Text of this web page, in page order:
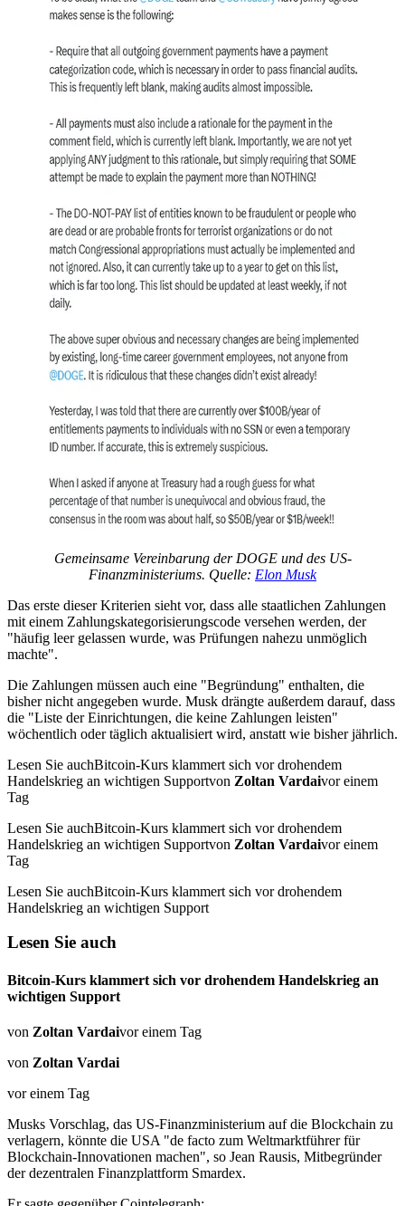
Gemeinsame Vereinbarung der DOGE und des US-
Finanzministeriums. Quelle: Elon Musk
Das erste dieser Kriterien sieht vor, dass alle staatlichen Zahlungen
mit einem Zahlungskategorisierungscode versehen werden, der
"häufig leer gelassen wurde, was Prüfungen nahezu unmöglich
machte".
Die Zahlungen müssen auch eine "Begründung" enthalten, die
bisher nicht angegeben wurde. Musk drängte außerdem darauf, dass
die "Liste der Einrichtungen, die keine Zahlungen leisten"
wöchentlich oder täglich aktualisiert wird, anstatt wie bisher jährlich.
Lesen Sie auchBitcoin-Kurs klammert sich vor drohendem
Handelskrieg an wichtigen Supportvon Zoltan Vardaivor einem
Tag
Lesen Sie auchBitcoin-Kurs klammert sich vor drohendem
Handelskrieg an wichtigen Supportvon Zoltan Vardaivor einem
Tag
Lesen Sie auchBitcoin-Kurs klammert sich vor drohendem
Handelskrieg an wichtigen Support
Lesen Sie auch
Bitcoin-Kurs klammert sich vor drohendem Handelskrieg an
wichtigen Support
von Zoltan Vardaivor einem Tag
von Zoltan Vardai
vor einem Tag
Musks Vorschlag, das US-Finanzministerium auf die Blockchain zu
verlagern, könnte die USA "de facto zum Weltmarktführer für
Blockchain-Innovationen machen", so Jean Rausis, Mitbegründer
der dezentralen Finanzplattform Smardex.